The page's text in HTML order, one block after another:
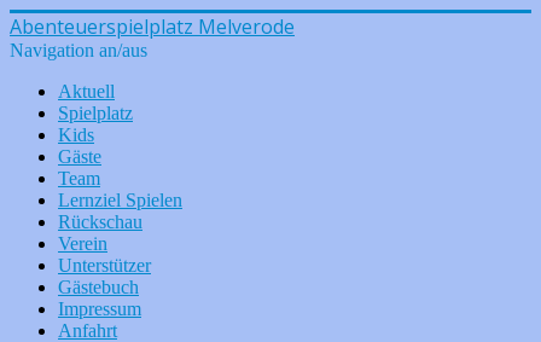
Abenteuerspielplatz Melverode
Navigation an/aus
Aktuell
Spielplatz
Kids
Gäste
Team
Lernziel Spielen
Rückschau
Verein
Unterstützer
Gästebuch
Impressum
Anfahrt